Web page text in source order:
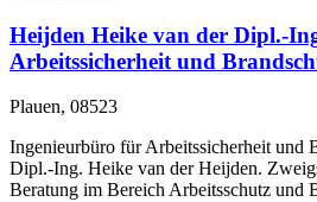
Heijden Heike van der Dipl.-
Arbeitssicherheit und
Plauen, 08523
Ingenieurbüro für Arbeitssicherheit und
Dipl.-Ing. Heike van der Heijden.
Beratung im Bereich Arbeitsschutz und